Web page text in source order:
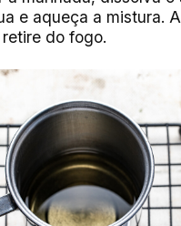
e aqueça a mistura.
do fogo.